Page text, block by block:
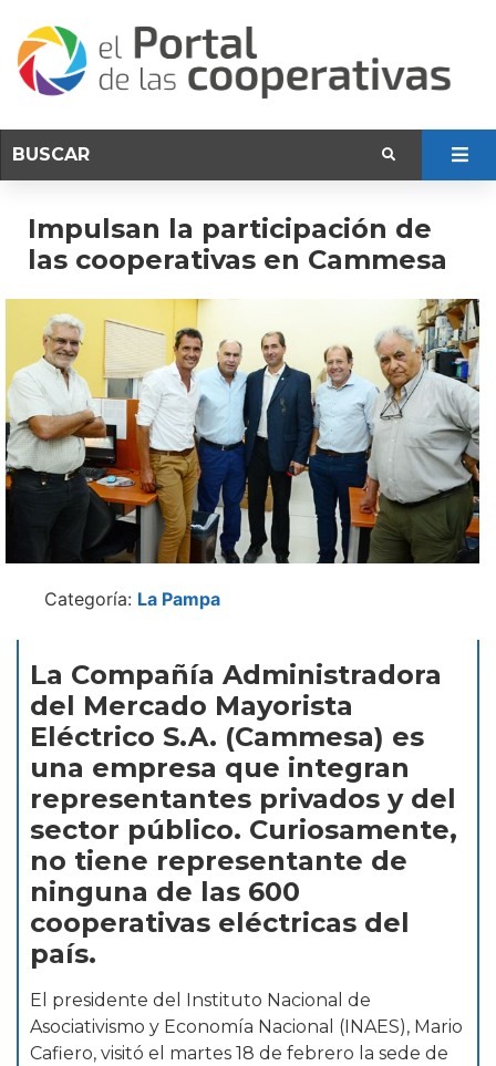
Impulsan la participación de
las cooperativas en Cammesa
Categoría: La Pampa
La Compañía Administradora
del Mercado Mayorista
Eléctrico S.A. (Cammesa) es
una empresa que integran
representantes privados y del
sector público. Curiosamente,
no tiene representante de
ninguna de las 600
cooperativas eléctricas del
país.
El presidente del Instituto Nacional de
Asociativismo y Economía Nacional (INAES), Mario
Cafiero, visitó el martes 18 de febrero la sede de